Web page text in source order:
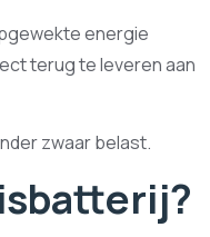
energie
terug te leveren aan
zwaar belast.